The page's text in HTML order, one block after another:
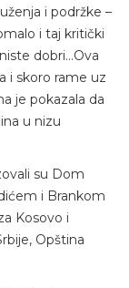
i podržke –
i taj kritički
dobri…Ova
i skoro rame uz
je pokazala da
u nizu
su Dom
i Brankom
Kosovo i
Opština